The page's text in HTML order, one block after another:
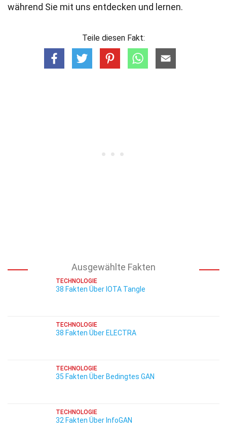
während Sie mit uns entdecken und lernen.
Teile diesen Fakt:
Ausgewählte Fakten
TECHNOLOGIE
38 Fakten Über IOTA Tangle
TECHNOLOGIE
38 Fakten Über ELECTRA
TECHNOLOGIE
35 Fakten Über Bedingtes GAN
TECHNOLOGIE
32 Fakten Über InfoGAN